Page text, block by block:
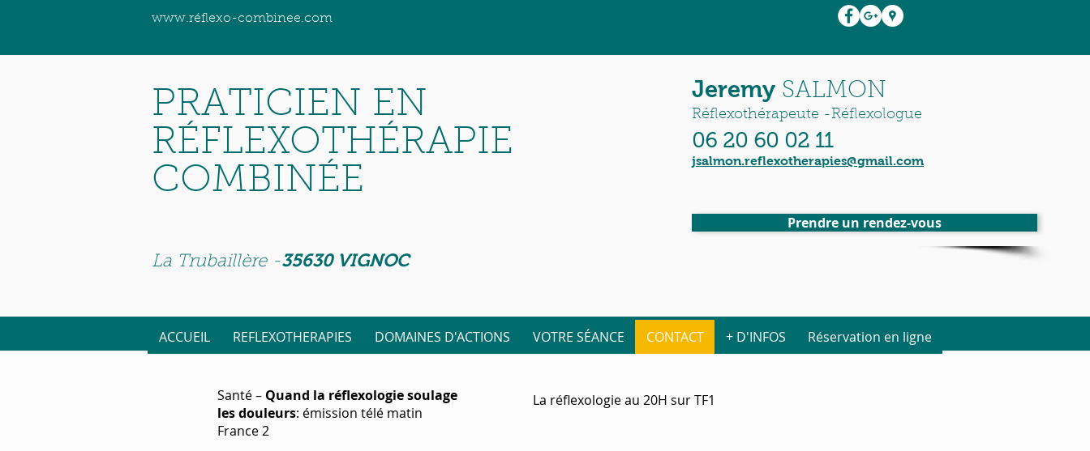
www.réflexo-combinee.com
PRATICIEN EN
RÉFLEXOTHÉRAPIE
COMBINÉE
La Trubaillère -35630 VIGNOC
Jeremy SALMON
Réflexothérapeute -Réflexologue
06 20 60 02 11
jsalmon.reflexotherapies@gmail.com
Prendre un rendez-vous
ACCUEIL REFLEXOTHERAPIES DOMAINES D'ACTIONS VOTRE SÉANCE CONTACT + D'INFOS Réservation en ligne
Santé – Quand la réflexologie soulage
les douleurs: émission télé matin
France 2
La réflexologie au 20H sur TF1